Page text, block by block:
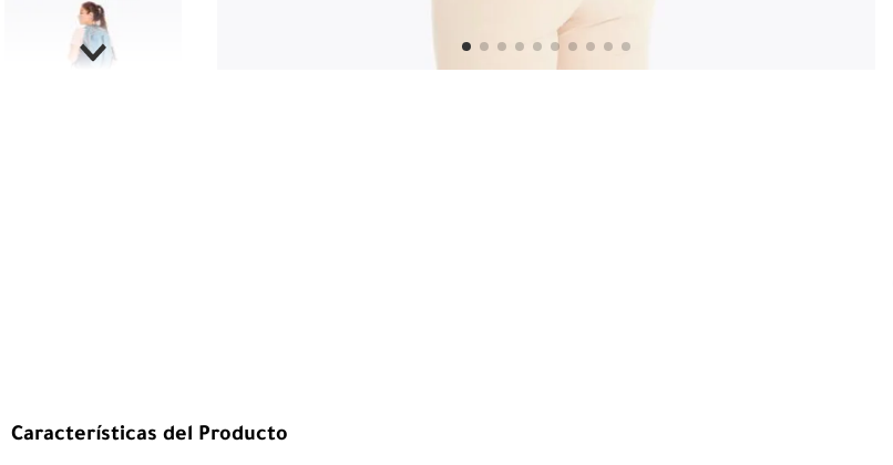
Características del Producto